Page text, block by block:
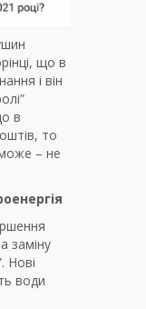
що в
і він
в
то
– не
заміну
Нові
води